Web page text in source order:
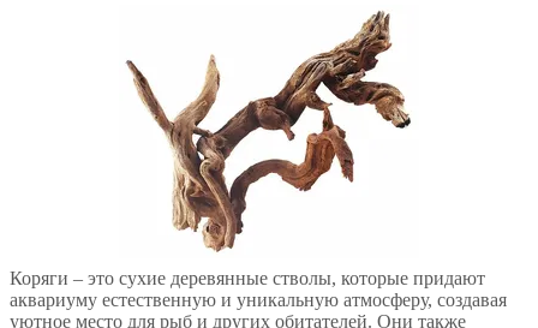
Коряги – это сухие деревянные стволы, которые придают
аквариуму естественную и уникальную атмосферу, создавая
уютное место для рыб и других обитателей. Они также